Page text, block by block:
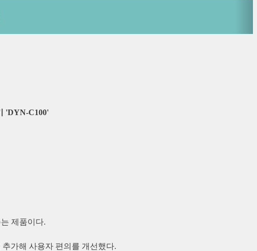
'DYN-C100'
제품이다.
가해 사용자 편의를 개선했다.